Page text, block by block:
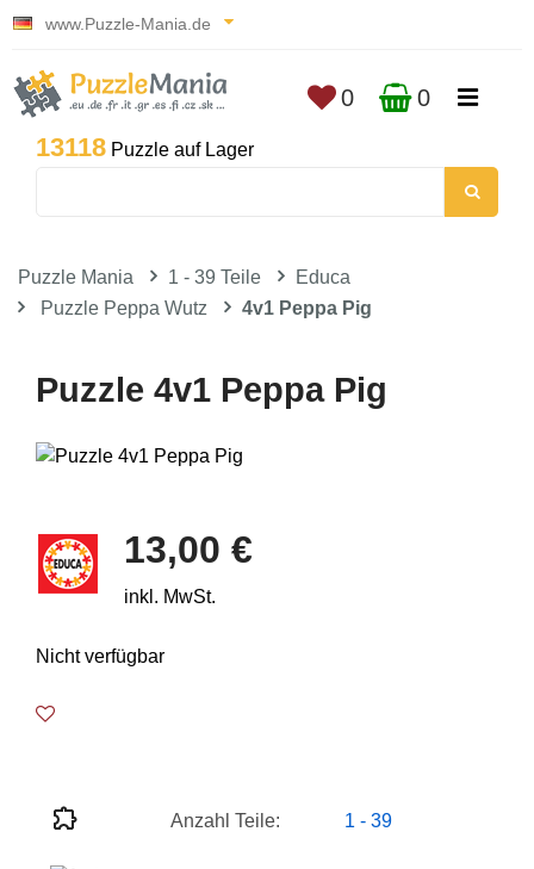
www.Puzzle-Mania.de
13118 Puzzle auf Lager
0 0
Puzzle Mania 1 - 39 Teile
Educa
Puzzle Peppa Wutz
4v1 Peppa Pig
Puzzle 4v1 Peppa Pig
13,00 €
inkl. MwSt.
Nicht verfügbar
Anzahl Teile: 1 - 39